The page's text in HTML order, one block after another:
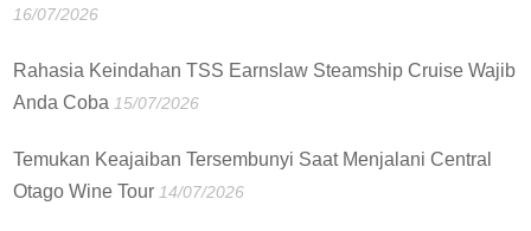
16/07/2026
Rahasia Keindahan TSS Earnslaw Steamship Cruise Wajib
Anda Coba 15/07/2026
Temukan Keajaiban Tersembunyi Saat Menjalani Central
Otago Wine Tour 14/07/2026